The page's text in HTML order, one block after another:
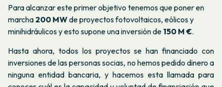
Para alcanzar este primer objetivo tenemos que poner en
marcha 200 MWde proyectos fotovoltaicos, eólicos y
minihidráulicos y esto supone una inversión de 150 M €.
Hasta ahora, todos los proyectos se han financiado con
inversiones de las personas socias, no hemos pedido dinero a
ninguna entidad bancaria, y hacemos esta llamada para